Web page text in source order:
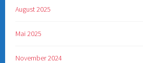
August 2025
Mai 2025
November 2024